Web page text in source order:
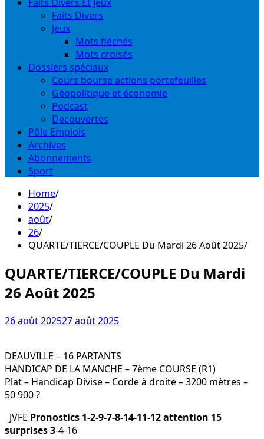
Faits Divers
Jeux
Mots fléchés
Mots croisés
Dossiers spéciaux
Cours bourse actions portefeuilles
Géopolitique et économie
Podcast
Decouvertes
Pôle Emplois
Archives
Abonnements
Sport
Home
2025
août
26
QUARTE/TIERCE/COUPLE Du Mardi 26 Août 2025
QUARTE/TIERCE/COUPLE Du Mardi
26 Août 2025
26 août 202527 août 2025
DEAUVILLE – 16 PARTANTS
HANDICAP DE LA MANCHE – 7ème COURSE (R1)
Plat – Handicap Divise – Corde à droite – 3200 mètres –
50 900 ?
JVFE Pronostics 1-2-9-7-8-14-11-12 attention 15
surprises 3-4-16